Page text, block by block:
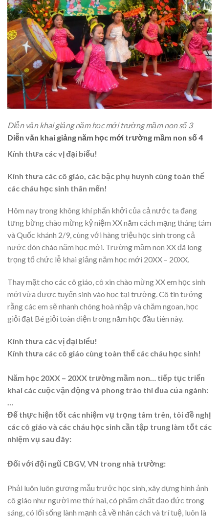
Diễn văn khai giảng năm học mới trường mầm non số 3
Diễn văn khai giảng năm học mới trường mầm non số 4
Kính thưa các vị đại biểu!
Kính thưa các cô giáo, các bậc phụ huynh cùng toàn thể
các cháu học sinh thân mến!
Hôm nay trong không khí phấn khởi của cả nước ta đang
tưng bừng chào mừng kỷ niệm XX năm cách mạng tháng tám
và Quốc khánh 2/9, cùng với hàng triệu học sinh trong cả
nước đón chào năm học mới. Trường mầm non XX đã long
trọng tổ chức lễ khai giảng năm học mới 20XX – 20XX.
Thay mặt cho các cô giáo, cô xin chào mừng XX em học sinh
mới vừa được tuyển sinh vào học tại trường. Cô tin tưởng
rằng các em sẽ nhanh chóng hoà nhập và chăm ngoan, học
giỏi đạt Bé giỏi toàn diện trong năm học đầu tiên này.
Kính thưa các vị đại biểu!
Kính thưa các cô giáo cùng toàn thể các cháu học sinh!
Năm học 20XX – 20XX trường mầm non… tiếp tục triển
khai các cuộc vận động và phong trào thi đua của ngành:
…
Để thực hiện tốt các nhiệm vụ trọng tâm trên, tôi đề nghị
các cô giáo và các cháu học sinh cần tập trung làm tốt các
nhiệm vụ sau đây:
Đối với đội ngũ CBGV, VN trong nhà trường:
Phải luôn luôn gương mẫu trước học sinh, xây dựng hình ảnh
cô giáo như người mẹ thứ hai, có phẩm chất đạo đức trong
sáng, có lối sống lành mạnh cả về nhân cách và trí tuệ, luôn là